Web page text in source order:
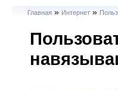
Главная » Интернет »